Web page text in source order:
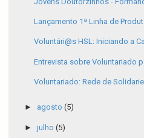
Lançamento 1ª Linha de
Voluntári@s HSL: Iniciando a
Entrevista sobre Voluntariado
Voluntariado: Rede de
► agosto (5)
► julho (5)